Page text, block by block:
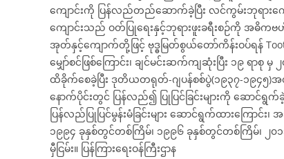
ကျောင်းကို ပြန်လည်တည်ဆောက်ခဲ့ပြီး လင်ကွမ်းဘုရား
ကျောင်းသည် ဝတ်ပြုရေးနှင့်ဘုရားဖူးခရီးစဉ်ကို အဓိက
အုတ်နှင့်ကျောက်တို့ဖြင့် ဗုဒ္ဓမြတ်စွယ်တော်ကိန်းဝပ်ရန်
မျှော်စင်ဖြစ်ကြောင်း၊ ချင်မင်းဆက်ကျဆုံးပြီး ၁၉ ရာစု
ထိခိုက်စေခဲ့ပြီး ဒုတိယတရုတ်-ဂျပန်စစ်ပွဲ(၁၉၃၇-၁၉၄၅)အတွင်
နောက်ပိုင်းတွင် ပြန်လည်၍ ပြုပြင်ခြင်းများကို ဆောင်
ပြန်လည်ပြုပြင်မွန်းမံခြင်းများ ဆောင်ရွက်ထားကြော
၁၉၉၄ ခုနှစ်တွင်တစ်ကြိမ်၊ ၁၉၉၆ ခုနှစ်တွင်တစ်ကြိမ်၊ ၂၀
မှီငြမ်း။ ပြန်ကြားရေးဝန်ကြီးဌာန